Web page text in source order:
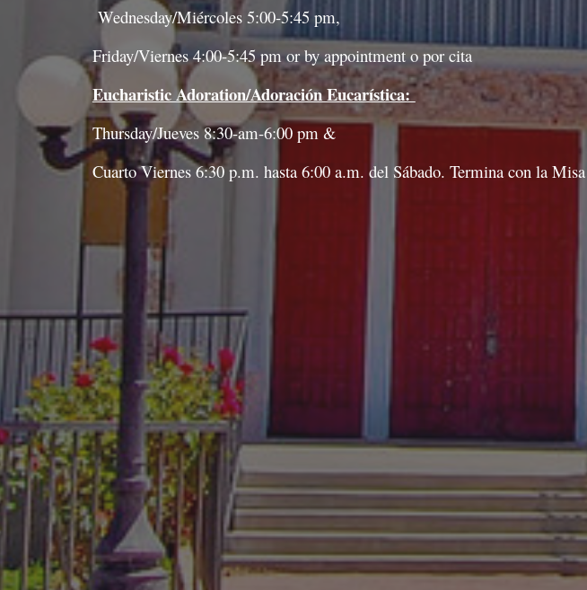
Wednesday/Miércoles 5:00-5:45 pm,
Friday/Viernes 4:00-5:45 pm or by appointment o por cita
Eucharistic Adoration/Adoración Eucarística:
Thursday/Jueves 8:30-am-6:00 pm &
Cuarto Viernes 6:30 p.m. hasta 6:00 a.m. del Sábado. Termina con la